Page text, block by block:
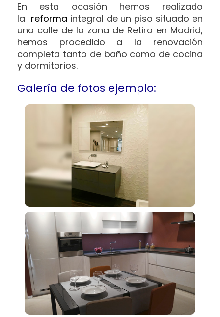
En esta ocasión hemos realizado
la reforma integral de un piso situado en
una calle de la zona de Retiro en Madrid,
hemos procedido a la renovación
completa tanto de baño como de cocina
y dormitorios.
Galería de fotos ejemplo: